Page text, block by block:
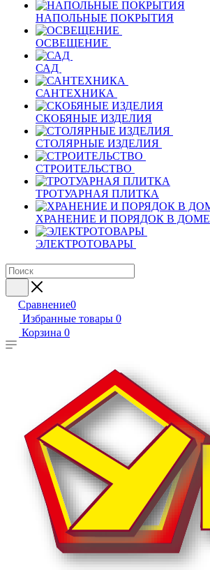
НАПОЛЬНЫЕ ПОКРЫТИЯ
ОСВЕЩЕНИЕ
САД
САНТЕХНИКА
СКОБЯНЫЕ ИЗДЕЛИЯ
СТОЛЯРНЫЕ ИЗДЕЛИЯ
СТРОИТЕЛЬСТВО
ТРОТУАРНАЯ ПЛИТКА
ХРАНЕНИЕ И ПОРЯДОК В ДОМЕ
ЭЛЕКТРОТОВАРЫ
Сравнение0
Избранные товары 0
Корзина 0